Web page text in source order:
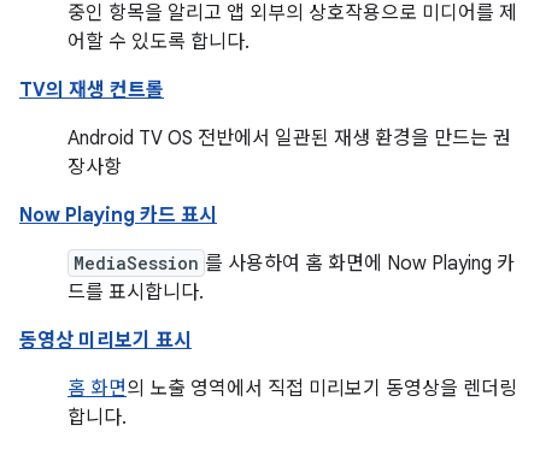
중인 항목을 알리고 앱 외부의 상호작용으로 미디어를 제
어할 수 있도록 합니다.
TV의 재생 컨트롤
Android TV OS 전반에서 일관된 재생 환경을 만드는 권
장사항
Now Playing 카드 표시
MediaSession 를 사용하여 홈 화면에 Now Playing 카
드를 표시합니다.
동영상 미리보기 표시
홈 화면의 노출 영역에서 직접 미리보기 동영상을 렌더링
합니다.